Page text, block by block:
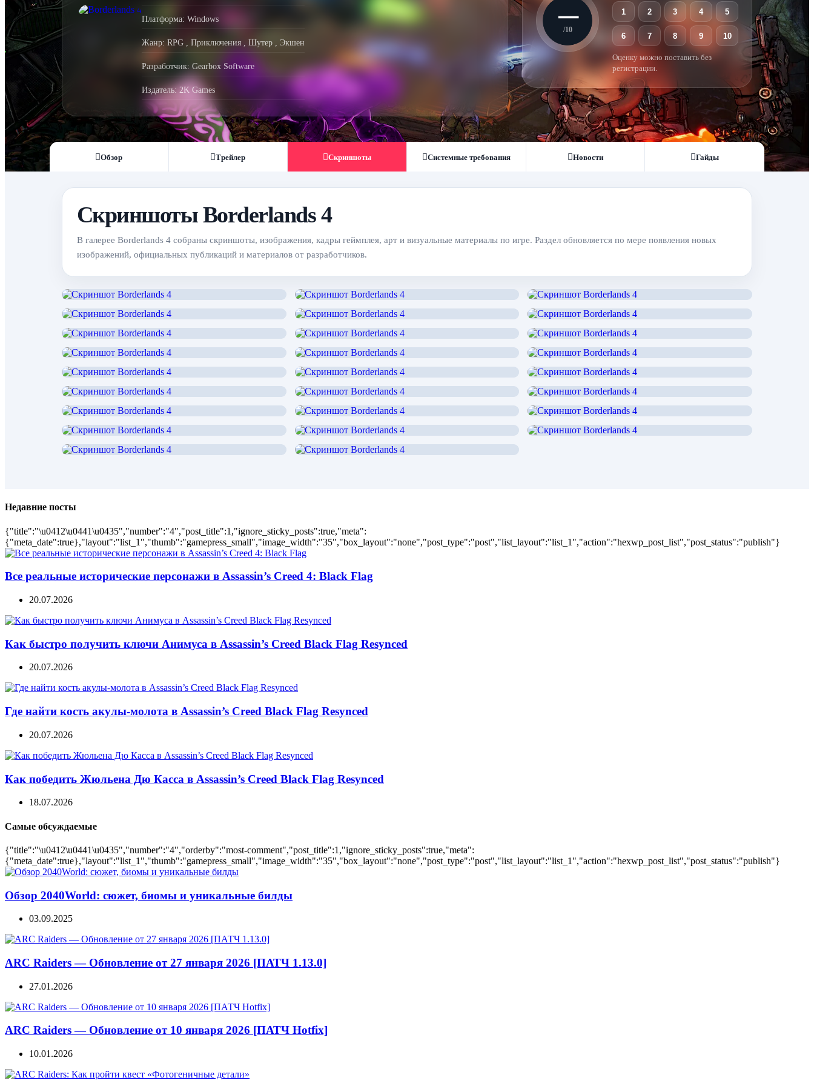
Платформа: Windows
Жанр: RPG , Приключения , Шутер , Экшен
Разработчик: Gearbox Software
Издатель: 2K Games
—
/10
1 2 3 4 5
6 7 8 9 10
Оценку можно поставить без
регистрации.
Обзор Трейлер Скриншоты Системные требования Новости Гайды
Скриншоты Borderlands 4
В галерее Borderlands 4 собраны скриншоты, изображения, кадры геймплея, арт и визуальные материалы по игре. Раздел обновляется по мере появления новых
изображений, официальных публикаций и материалов от разработчиков.
Недавние посты
{"title":"\u0412\u0441\u0435","number":"4","post_title":1,"ignore_sticky_posts":true,"meta":
{"meta_date":true},"layout":"list_1","thumb":"gamepress_small","image_width":"35","box_layout":"none","post_type":"post","list_layout":"list_1","action":"hexwp_post_list","post_status":"publish"}
Все реальные исторические персонажи в Assassin’s Creed 4: Black Flag
20.07.2026
Как быстро получить ключи Анимуса в Assassin’s Creed Black Flag Resynced
20.07.2026
Где найти кость акулы-молота в Assassin’s Creed Black Flag Resynced
20.07.2026
Как победить Жюльена Дю Касса в Assassin’s Creed Black Flag Resynced
18.07.2026
Самые обсуждаемые
{"title":"\u0412\u0441\u0435","number":"4","orderby":"most-comment","post_title":1,"ignore_sticky_posts":true,"meta":
{"meta_date":true},"layout":"list_1","thumb":"gamepress_small","image_width":"35","box_layout":"none","post_type":"post","list_layout":"list_1","action":"hexwp_post_list","post_status":"publish"}
Обзор 2040World: сюжет, биомы и уникальные билды
03.09.2025
ARC Raiders — Обновление от 27 января 2026 [ПАТЧ 1.13.0]
27.01.2026
ARC Raiders — Обновление от 10 января 2026 [ПАТЧ Hotfix]
10.01.2026